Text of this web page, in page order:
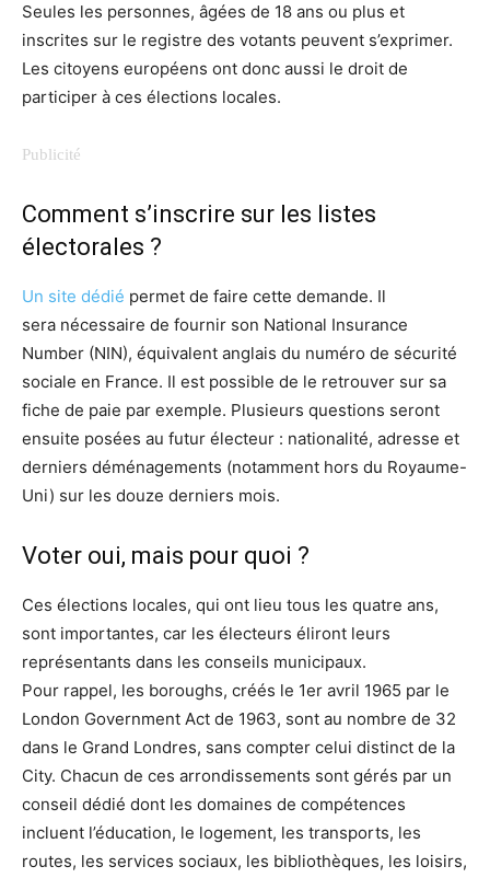
Seules les personnes, âgées de 18 ans ou plus et
inscrites sur le registre des votants peuvent s’exprimer.
Les citoyens européens ont donc aussi le droit de
participer à ces élections locales.
Comment s’inscrire sur les listes
électorales ?
Un site dédié permet de faire cette demande. Il
sera nécessaire de fournir son National Insurance
Number (NIN), équivalent anglais du numéro de sécurité
sociale en France. Il est possible de le retrouver sur sa
fiche de paie par exemple. Plusieurs questions seront
ensuite posées au futur électeur : nationalité, adresse et
derniers déménagements (notamment hors du Royaume-
Uni) sur les douze derniers mois.
Voter oui, mais pour quoi ?
Ces élections locales, qui ont lieu tous les quatre ans,
sont importantes, car les électeurs éliront leurs
représentants dans les conseils municipaux.
Pour rappel, les boroughs, créés le 1er avril 1965 par le
London Government Act de 1963, sont au nombre de 32
dans le Grand Londres, sans compter celui distinct de la
City. Chacun de ces arrondissements sont gérés par un
conseil dédié dont les domaines de compétences
incluent l’éducation, le logement, les transports, les
routes, les services sociaux, les bibliothèques, les loisirs,